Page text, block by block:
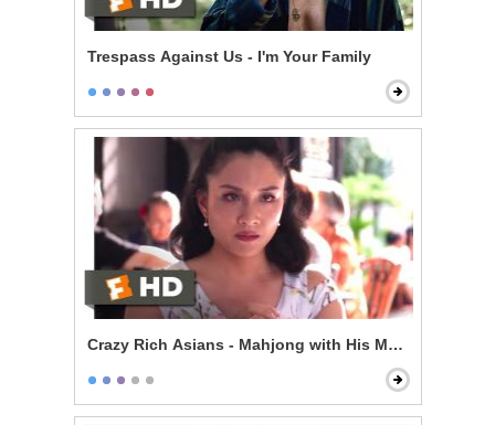
Trespass Against Us - I'm Your Family
Crazy Rich Asians - Mahjong with His Mom